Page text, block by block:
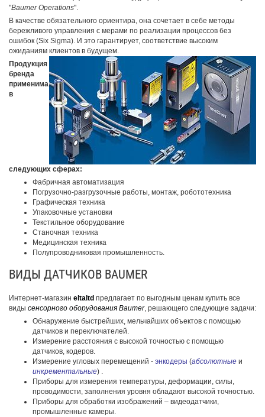
"Baumer Operations".
В качестве обязательного ориентира, она сочетает в себе методы
бережливого управления с мерами по реализации процессов без
ошибок (Six Sigma). И это гарантирует, соответствие высоким
ожиданиям клиентов в будущем.
Продукция
бренда
применима
в
следующих сферах:
Фабричная автоматизация
Погрузочно-разгрузочные работы, монтаж, робототехника
Графическая техника
Упаковочные установки
Текстильное оборудование
Станочная техника
Медицинская техника
Полупроводниковая промышленность.
ВИДЫ ДАТЧИКОВ BAUMER
Интернет-магазин eltaltd предлагает по выгодным ценам купить все
виды сенсорного оборудования Baumer, решающего следующие задачи:
Обнаружение быстрейших, мельчайших объектов с помощью
датчиков и переключателей.
Измерение расстояния с высокой точностью с помощью
датчиков, кодеров.
Измерение угловых перемещений - энкодеры (абсолютные и
инкрементальные) .
Приборы для измерения температуры, деформации, силы,
проводимости, заполнения уровня обладают высокой точностью.
Приборы для обработки изображений – видеодатчики,
промышленные камеры.